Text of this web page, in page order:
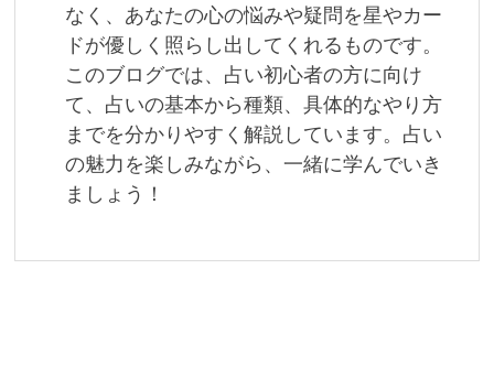
なく、あなたの心の悩みや疑問を星やカー
ドが優しく照らし出してくれるものです。
このブログでは、占い初心者の方に向け
て、占いの基本から種類、具体的なやり方
までを分かりやすく解説しています。占い
の魅力を楽しみながら、一緒に学んでいき
ましょう！